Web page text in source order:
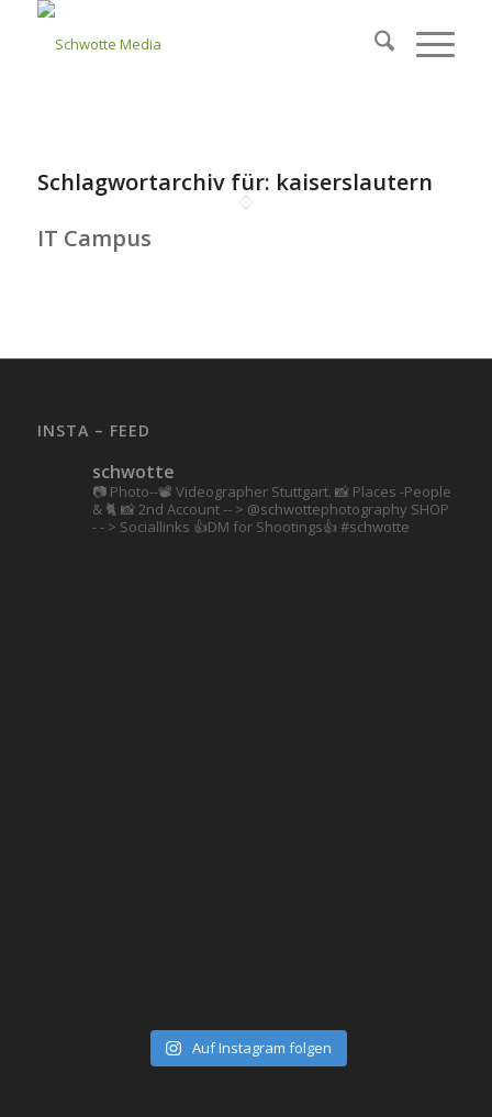
Schlagwortarchiv für: kaiserslautern
IT Campus
INSTA – FEED
schwotte
📷 Photo--📽️ Videographer Stuttgart. 📸 Places -People
& 🐈 📸 2nd Account-- > @schwottephotography SHOP
- - > Sociallinks 👍DM for Shootings👍 #schwotte
Auf Instagram folgen